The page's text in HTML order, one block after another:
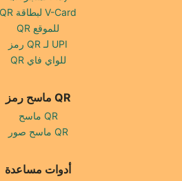
QR لبطاقة V-Card
QR للموقع
رمز QR لـ UPI
QR للواي فاي
ماسح رمز QR
ماسح QR
ماسح صور QR
أدوات مساعدة